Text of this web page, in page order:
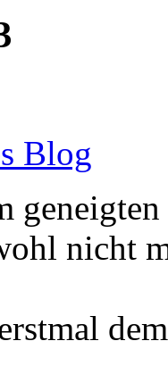
Blog
nicht